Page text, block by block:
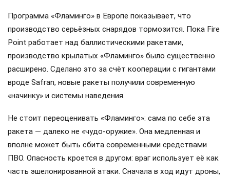
Программа «Фламинго» в Европе показывает, что
производство серьёзных снарядов тормозится. Пока Fire
Point работает над баллистическими ракетами,
производство крылатых «Фламинго» было существенно
расширено. Сделано это за счёт кооперации с гигантами
вроде Safran, новые ракеты получили современную
«начинку» и системы наведения.
Не стоит переоценивать «Фламинго»: сама по себе эта
ракета — далеко не «чудо-оружие». Она медленная и
вполне может быть сбита современными средствами
ПВО. Опасность кроется в другом: враг использует её как
часть эшелонированной атаки. Сначала в ход идут дроны,